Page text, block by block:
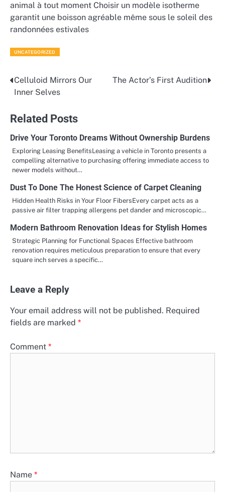
animal à tout moment Choisir un modèle isotherme
garantit une boisson agréable même sous le soleil des
randonnées estivales
UNCATEGORIZED
Post
Celluloid Mirrors Our
Inner Selves
The Actor’s First Audition
Related Posts
Drive Your Toronto Dreams Without Ownership Burdens
Exploring Leasing BenefitsLeasing a vehicle in Toronto presents a
compelling alternative to purchasing offering immediate access to
newer models without…
Dust To Done The Honest Science of Carpet Cleaning
Hidden Health Risks in Your Floor FibersEvery carpet acts as a
passive air filter trapping allergens pet dander and microscopic…
Modern Bathroom Renovation Ideas for Stylish Homes
Strategic Planning for Functional Spaces Effective bathroom
renovation requires meticulous preparation to ensure that every
square inch serves a specific…
Leave a Reply
Your email address will not be published. Required
fields are marked *
Comment *
Name *